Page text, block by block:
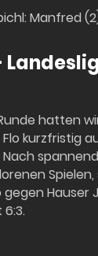
Manfred
hatten
Flo kurzfristig
Hauser